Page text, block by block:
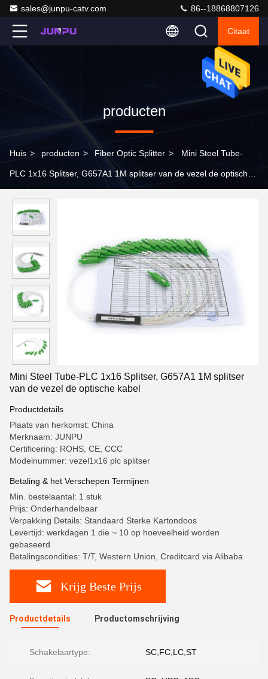
sales@junpu-catv.com 86--18868807126
Citaat
producten
Huis > producten > Fiber Optic Splitter > Mini Steel Tube-
PLC 1x16 Splitser, G657A1 1M splitser van de vezel de optische
Mini Steel Tube-PLC 1x16 Splitser, G657A1 1M splitser
van de vezel de optische kabel
Productdetails
Plaats van herkomst: China
Merknaam: JUNPU
Certificering: ROHS, CE, CCC
Modelnummer: vezel1x16 plc splitser
Betaling & het Verschepen Termijnen
Min. bestelaantal: 1 stuk
Prijs: Onderhandelbaar
Verpakking Details: Standaard Sterke Kartondoos
Levertijd: werkdagen 1 die ~ 10 op hoeveelheid worden
gebaseerd
Betalingscondities: T/T, Western Union, Creditcard via Alibaba
Krijg Beste Prijs
Productdetails Productomschrijving
Schakelaartype: SC,FC,LC,ST